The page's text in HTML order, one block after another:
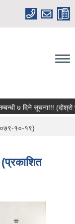
१०-१९)